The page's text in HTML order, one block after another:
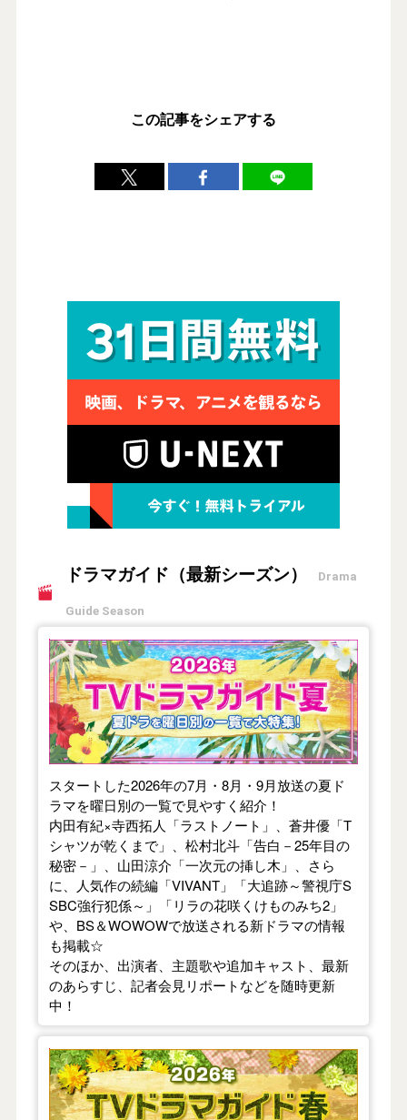
この記事をシェアする
ドラマガイド（最新シーズン） Drama
Guide Season
【2026年夏】TVドラマガイド
スタートした2026年の7月・8月・9月放送の夏ド
ラマを曜日別の一覧で見やすく紹介！
内田有紀×寺西拓人「ラストノート」、蒼井優「T
シャツが乾くまで」、松村北斗「告白－25年目の
秘密－」、山田涼介「一次元の挿し木」、さら
に、人気作の続編「VIVANT」「大追跡～警視庁S
SBC強行犯係～」「リラの花咲くけものみち2」
や、BS＆WOWOWで放送される新ドラマの情報
も掲載☆
そのほか、出演者、主題歌や追加キャスト、最新
のあらすじ、記者会見リポートなどを随時更新
中！
【2026年春】TVドラマガイド